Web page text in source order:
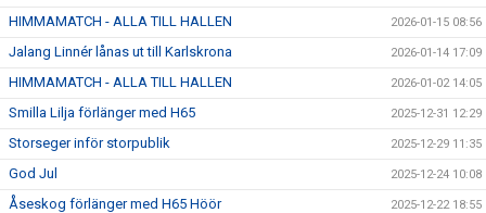
HIMMAMATCH - ALLA TILL HALLEN 2026-01-15 08:56
Jalang Linnér lånas ut till Karlskrona 2026-01-14 17:09
HIMMAMATCH - ALLA TILL HALLEN 2026-01-02 14:05
Smilla Lilja förlänger med H65 2025-12-31 12:29
Storseger inför storpublik 2025-12-29 11:35
God Jul 2025-12-24 10:08
Åseskog förlänger med H65 Höör 2025-12-22 18:55